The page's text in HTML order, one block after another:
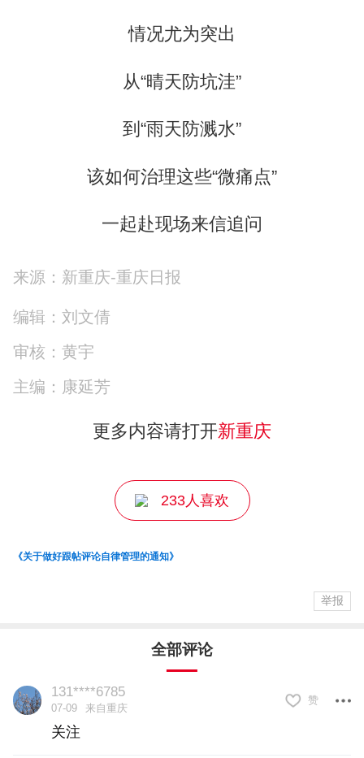
情况尤为突出
从“晴天防坑洼”
到“雨天防溅水”
该如何治理这些“微痛点”
一起赴现场来信追问
来源：新重庆-重庆日报
编辑：刘文倩
审核：黄宇
主编：康延芳
更多内容请打开新重庆
233人喜欢
《关于做好跟帖评论自律管理的通知》
举报
全部评论
131****6785
07-09 来自重庆
赞
关注